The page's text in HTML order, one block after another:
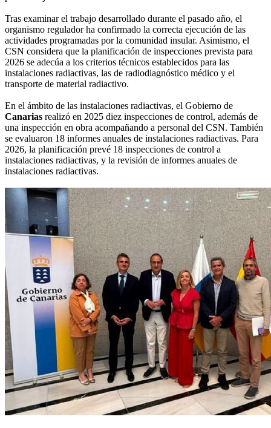
Tras examinar el trabajo desarrollado durante el pasado año, el
organismo regulador ha confirmado la correcta ejecución de las
actividades programadas por la comunidad insular. Asimismo, el
CSN considera que la planificación de inspecciones prevista para
2026 se adecúa a los criterios técnicos establecidos para las
instalaciones radiactivas, las de radiodiagnóstico médico y el
transporte de material radiactivo.
En el ámbito de las instalaciones radiactivas, el Gobierno de
Canarias realizó en 2025 diez inspecciones de control, además de
una inspección en obra acompañando a personal del CSN. También
se evaluaron 18 informes anuales de instalaciones radiactivas. Para
2026, la planificación prevé 18 inspecciones de control a
instalaciones radiactivas, y la revisión de informes anuales de
instalaciones radiactivas.